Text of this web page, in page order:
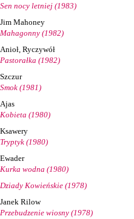
Sen nocy letniej (1983)
Jim Mahoney
Mahagonny (1982)
Anioł, Ryczywół
Pastorałka (1982)
Szczur
Smok (1981)
Ajas
Kobieta (1980)
Ksawery
Tryptyk (1980)
Ewader
Kurka wodna (1980)
Dziady Kowieńskie (1978)
Janek Rilow
Przebudzenie wiosny (1978)